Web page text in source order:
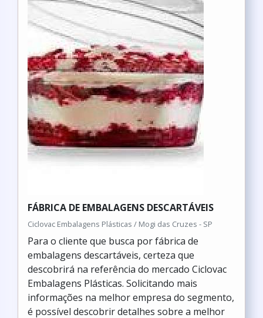
FÁBRICA DE EMBALAGENS DESCARTÁVEIS
Ciclovac Embalagens Plásticas / Mogi das Cruzes - SP
Para o cliente que busca por fábrica de
embalagens descartáveis, certeza que
descobrirá na referência do mercado Ciclovac
Embalagens Plásticas. Solicitando mais
informações na melhor empresa do segmento,
é possível descobrir detalhes sobre a melhor